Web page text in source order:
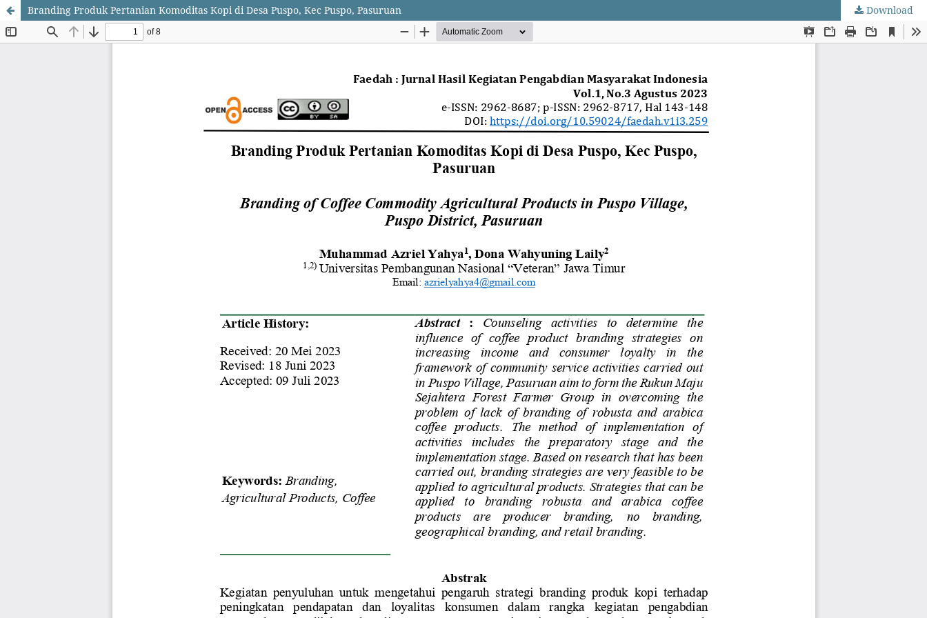
Branding Produk Pertanian Komoditas Kopi di Desa Puspo, Kec Puspo, Pasuruan Download